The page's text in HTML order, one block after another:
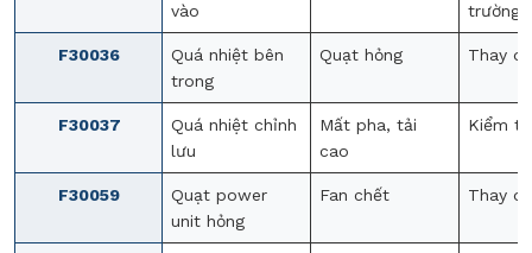
vào
trường
F30036
Quá nhiệt bên
trong
Quạt hỏng Thay
F30037
Quá nhiệt chỉnh
lưu
Mất pha, tải
cao
Kiểm
F30059
Quạt power
unit hỏng
Fan chết Thay